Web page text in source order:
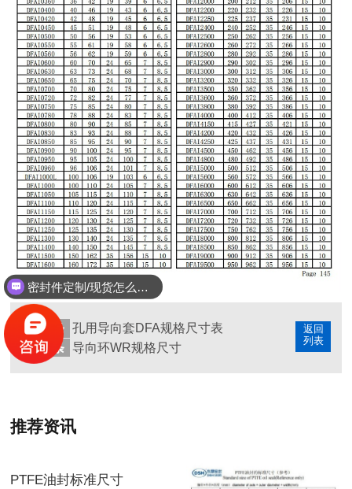
返回
列表
上一条
孔用导向套DFA规格尺寸表
下一条
导向环WR规格尺寸
推荐资讯
PTFE油封标准尺寸